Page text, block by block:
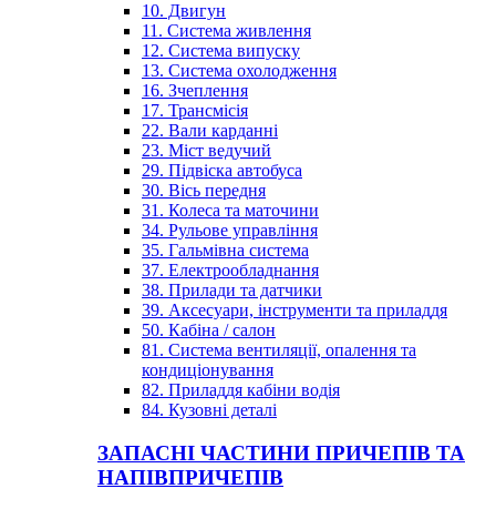
10. Двигун
11. Система живлення
12. Система випуску
13. Система охолодження
16. Зчеплення
17. Трансмісія
22. Вали карданні
23. Міст ведучий
29. Підвіска автобуса
30. Вісь передня
31. Колеса та маточини
34. Рульове управління
35. Гальмівна система
37. Електрообладнання
38. Прилади та датчики
39. Аксесуари, інструменти та приладдя
50. Кабіна / салон
81. Система вентиляції, опалення та
кондиціонування
82. Приладдя кабіни водія
84. Кузовні деталі
ЗАПАСНІ ЧАСТИНИ ПРИЧЕПІВ ТА
НАПІВПРИЧЕПІВ